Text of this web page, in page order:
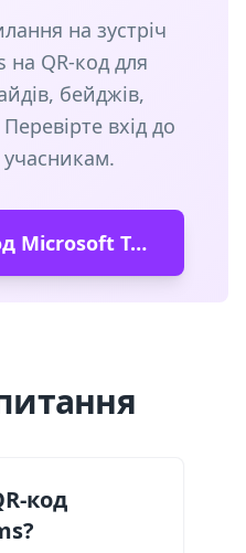
на зустріч
на QR-код для
бейджів,
вхід до
Створіть QR-код Microsoft Teams
код